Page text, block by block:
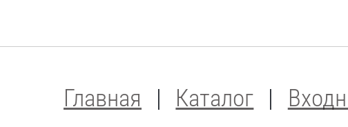
Главная Каталог